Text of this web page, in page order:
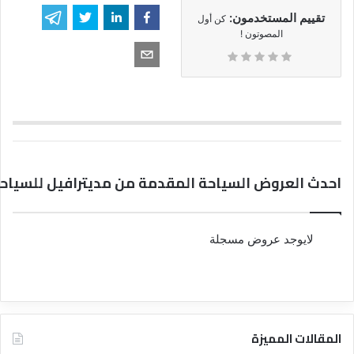
تقييم المستخدمون: كن أول
المصوتون !
احدث العروض السياحة المقدمة من مديترافيل
لايوجد عروض مسجلة
المقالات المميزة